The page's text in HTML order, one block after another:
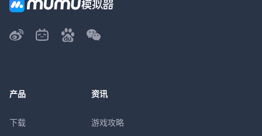
产品
下载
资讯
游戏攻略